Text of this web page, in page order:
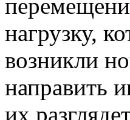
нагрузку,
возникли
направить
их